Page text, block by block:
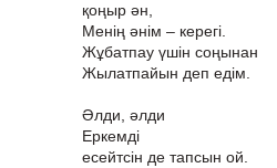
қоңыр ән,
Менің әнім – керегі.
Жұбатпау үшін соңынан
Жылатпайын деп едім.
Әлди, әлди
Еркемді
есейтсін де тапсын ой.